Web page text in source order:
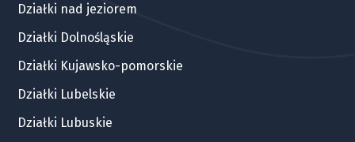
Działki nad jeziorem
Działki Dolnośląskie
Działki Kujawsko-pomorskie
Działki Lubelskie
Działki Lubuskie